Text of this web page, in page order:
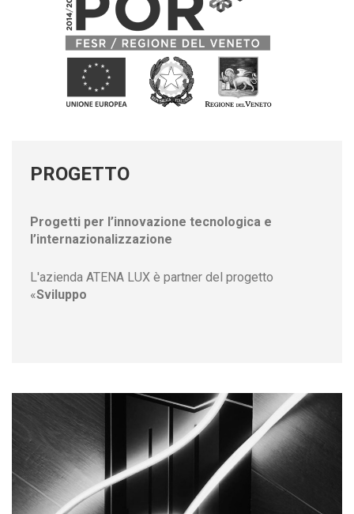
PROGETTO
Progetti per l’innovazione tecnologica e
l’internazionalizzazione
L'azienda ATENA LUX è partner del progetto
«Sviluppo